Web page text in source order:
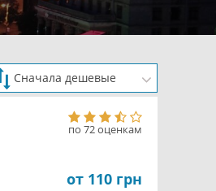
по 72 оценкам
от 110 грн